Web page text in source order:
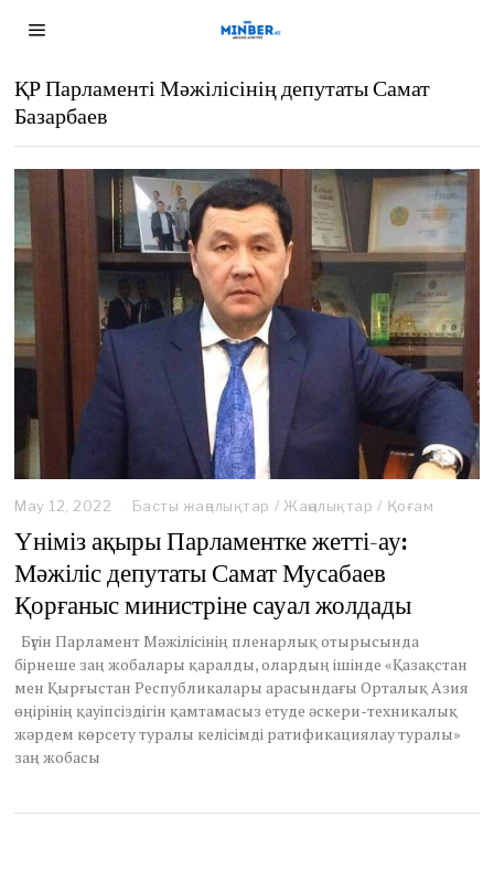
ҚР Парламенті Мәжілісінің депутаты Самат
Базарбаев
May 12, 2022
y
1
3
,
0
2
2
Басты жаңалықтар / Жаңалықтар / Қоғам
Үніміз ақыры Парламентке жетті-ау:
Мәжіліс депутаты Самат Мусабаев
Қорғаныс министріне сауал жолдады
Бүгін Парламент Мәжілісінің пленарлық отырысында
бірнеше заң жобалары қаралды, олардың ішінде «Қазақстан
мен Қырғыстан Республикалары арасындағы Орталық Азия
өңірінің қауіпсіздігін қамтамасыз етуде әскери-техникалық
жәрдем көрсету туралы келісімді ратификациялау туралы»
заң жобасы